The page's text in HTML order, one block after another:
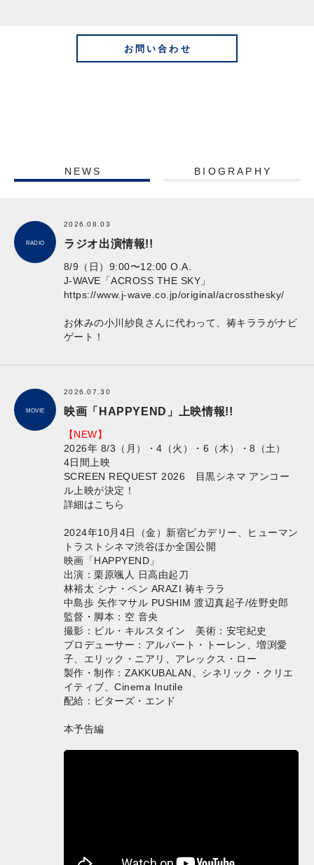
お問い合わせ
NEWS BIOGRAPHY
RADIO
2026.08.03
ラジオ出演情報!!
8/9（日）9:00〜12:00 O.A.
J-WAVE「ACROSS THE SKY」
https://www.j-wave.co.jp/original/acrossthesky/
お休みの小川紗良さんに代わって、祷キララがナビ
ゲート！
MOVIE
2026.07.30
映画「HAPPYEND」上映情報!!
【NEW】
2026年 8/3（月）・4（火）・6（木）・8（土）
4日間上映
SCREEN REQUEST 2026 目黒シネマ アンコー
ル上映が決定！
詳細はこちら
2024年10月4日（金）新宿ピカデリー、ヒューマン
トラストシネマ渋谷ほか全国公開
映画「HAPPYEND」
出演：栗原颯人 日高由起刀
林裕太 シナ・ペン ARAZI 祷キララ
中島歩 矢作マサル PUSHIM 渡辺真起子/佐野史郎
監督・脚本：空 音央
撮影：ビル・キルスタイン 美術：安宅紀史
プロデューサー：アルバート・トーレン、増渕愛
子、エリック・ニアリ、アレックス・ロー
製作・制作：ZAKKUBALAN、シネリック・クリエ
イティブ、Cinema Inutile
配給：ビターズ・エンド
本予告編